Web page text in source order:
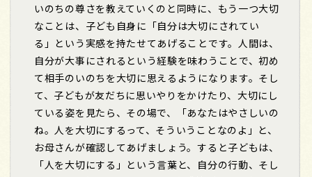
いのちの尊さを教えていくのと同時に、もう一つ大切
なことは、子ども自身に「自分は大切にされてい
る」という実感を持たせてあげることです。人間は、
自分が大事にされるという経験を味わうことで、初め
て相手のいのちを大切に思えるようになります。そし
て、子どもが友だちに思いやりをかけたり、大切にし
ている姿を見たら、その場で、「あなたはやさしいの
ね。人を大切にするって、そういうことなのよ」と、
お母さんが確認してあげましょう。すると子どもは、
「人を大切にする」という言葉と、自分の行動、そし